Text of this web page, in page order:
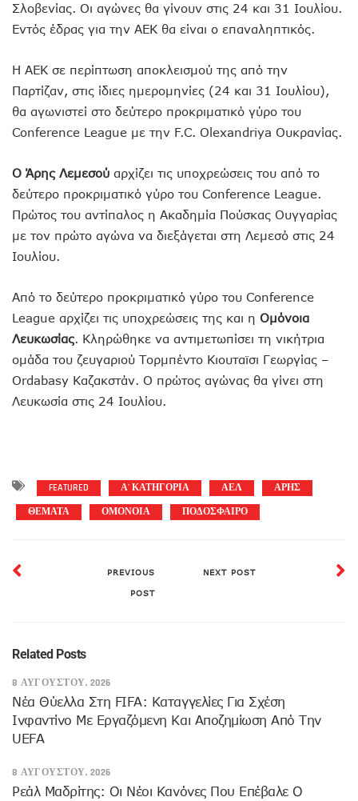
Σλοβενίας. Οι αγώνες θα γίνουν στις 24 και 31 Ιουλίου.
Εντός έδρας για την ΑΕΚ θα είναι ο επαναληπτικός.
Η ΑΕΚ σε περίπτωση αποκλεισμού της από την
Παρτίζαν, στις ίδιες ημερομηνίες (24 και 31 Ιουλίου),
θα αγωνιστεί στο δεύτερο προκριματικό γύρο του
Conference League με την F.C. Olexandriya Ουκρανίας.
Ο Άρης Λεμεσού αρχίζει τις υποχρεώσεις του από το
δεύτερο προκριματικό γύρο του Conference League.
Πρώτος του αντίπαλος η Ακαδημία Πούσκας Ουγγαρίας
με τον πρώτο αγώνα να διεξάγεται στη Λεμεσό στις 24
Ιουλίου.
Από το δεύτερο προκριματικό γύρο του Conference
League αρχίζει τις υποχρεώσεις της και η Ομόνοια
Λευκωσίας. Κληρώθηκε να αντιμετωπίσει τη νικήτρια
ομάδα του ζευγαριού Τορμπέντο Κιουταϊσι Γεωργίας –
Ordabasy Καζακστάν. Ο πρώτος αγώνας θα γίνει στη
Λευκωσία στις 24 Ιουλίου.
FEATURED Α' ΚΑΤΗΓΟΡΙΑ ΑΕΛ
ΑΡΗΣ
ΘΕΜΑΤΑ
ΟΜΟΝΟΙΑ ΠΟΔΟΣΦΑΙΡΟ
PREVIOUS
POST
NEXT POST
Related Posts
8 ΑΥΓΟΎΣΤΟΥ, 2026
Νέα Θύελλα Στη FIFA: Καταγγελίες Για Σχέση
Ινφαντίνο Με Εργαζόμενη Και Αποζημίωση Από Την
UEFA
8 ΑΥΓΟΎΣΤΟΥ, 2026
Ρεάλ Μαδρίτης: Οι Νέοι Κανόνες Που Επέβαλε Ο